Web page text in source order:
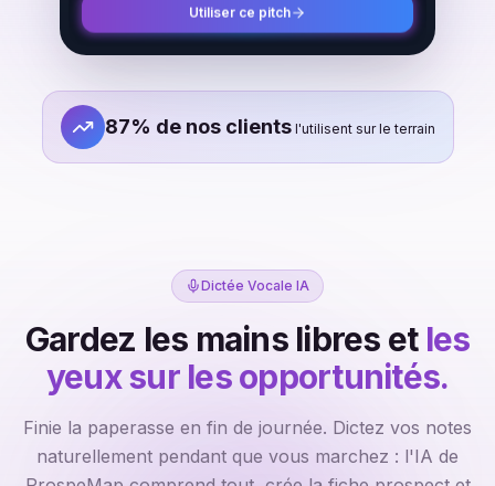
Utiliser ce pitch
87% de nos clients l'utilisent sur le terrain
Dictée Vocale IA
Dictée vocale intelligente pour agents immobiliers
Gardez les mains libres et les
yeux sur les opportunités.
Finie la paperasse en fin de journée. Dictez vos notes
naturellement pendant que vous marchez : l'IA de